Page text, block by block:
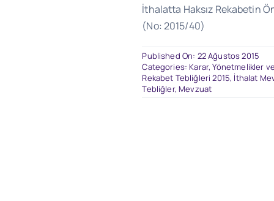
İthalatta Haksız Rekabetin
(No: 2015/40)
Published On: 22 Ağustos 2015
Categories: Karar, Yönetmelikler
Rekabet Tebliğleri 2015, İthalat
Tebliğler, Mevzuat